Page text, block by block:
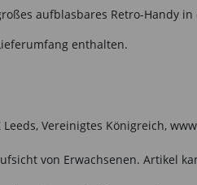
aufblasbares Retro-Handy in
enthalten.
Vereinigtes Königreich,
von Erwachsenen. Artikel